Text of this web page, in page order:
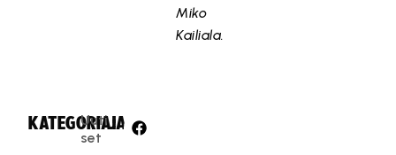
Miko
Kailiala.
KATEGORIA:
Uuti
set
JAA: